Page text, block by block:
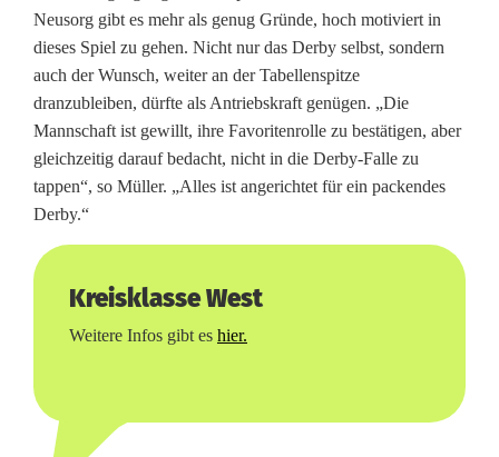
Neusorg gibt es mehr als genug Gründe, hoch motiviert in
dieses Spiel zu gehen. Nicht nur das Derby selbst, sondern
auch der Wunsch, weiter an der Tabellenspitze
dranzubleiben, dürfte als Antriebskraft genügen. „Die
Mannschaft ist gewillt, ihre Favoritenrolle zu bestätigen, aber
gleichzeitig darauf bedacht, nicht in die Derby-Falle zu
tappen“, so Müller. „Alles ist angerichtet für ein packendes
Derby.“
Kreisklasse West
Weitere Infos gibt es hier.